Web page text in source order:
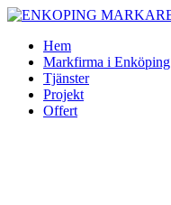
Skip
contentHem
Markfirma i Enköping
Tjänster
Projekt
Offert